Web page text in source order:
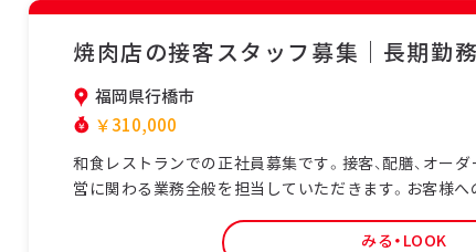
焼肉店の接客スタッフ募集｜長期勤
福岡県行橋市
￥310,000
和食レストランでの正社員募集です。接客、配膳、オー
営に関わる業務全般を担当していただきます。お客様へ
し、安心して働ける環境です。未経験の方でも研修制度
みる・LOOK